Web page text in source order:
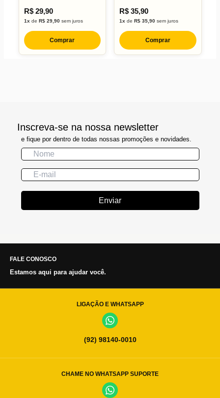
R$ 29,90
1x de R$ 29,90sem juros
Comprar
R$ 35,90
1x deR$ 35,90 sem juros
Comprar
Inscreva-se na nossa newsletter
e fique por dentro de todas nossas promoções e novidades.
Enviar
FALE CONOSCO
Estamos aqui para ajudar você.
LIGAÇÃO E WHATSAPP
(92) 98140-0010
CHAME NO WHATSAPP SUPORTE